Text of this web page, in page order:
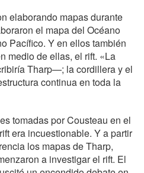
elaborando mapas durante
el mapa del Océano
Pacífico. Y en ellos también
medio de ellas, el rift. «La
Tharp—; la cordillera y el
continua en toda la
tomadas por Cousteau en el
era incuestionable. Y a partir
los mapas de Tharp,
a investigar el rift. El